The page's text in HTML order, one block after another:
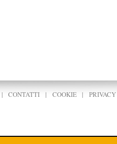
|CONTATTI | COOKIE|PRIVACY